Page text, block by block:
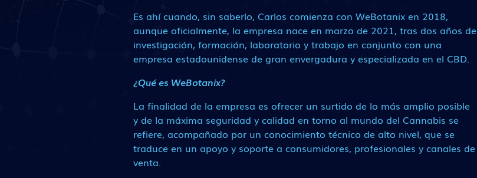
Es ahí cuando, sin saberlo, Carlos comienza con WeBotanix en 2018,
aunque oficialmente, la empresa nace en marzo de 2021, tras dos años de
investigación, formación, laboratorio y trabajo en conjunto con una
empresa estadounidense de gran envergadura y especializada en el CBD.
¿Qué es WeBotanix?
La finalidad de la empresa es ofrecer un surtido de lo más amplio posible
y de la máxima seguridad y calidad en torno al mundo del Cannabis se
refiere, acompañado por un conocimiento técnico de alto nivel, que se
traduce en un apoyo y soporte a consumidores, profesionales y canales de
venta.